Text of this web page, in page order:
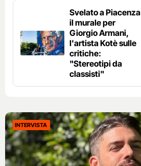
Svelato a Piacenza
il murale per
Giorgio Armani,
l'artista Kotè sulle
critiche:
"Stereotipi da
classisti"
INTERVISTA